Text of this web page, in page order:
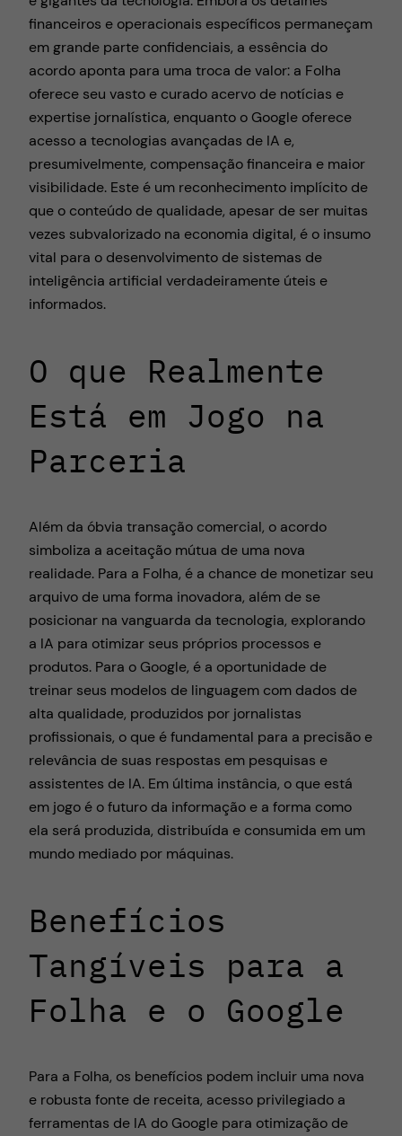
financeiros e operacionais específicos permaneçam
em grande parte confidenciais, a essência do
acordo aponta para uma troca de valor: a Folha
oferece seu vasto e curado acervo de notícias e
expertise jornalística, enquanto o Google oferece
acesso a tecnologias avançadas de IA e,
presumivelmente, compensação financeira e maior
visibilidade. Este é um reconhecimento implícito de
que o conteúdo de qualidade, apesar de ser muitas
vezes subvalorizado na economia digital, é o insumo
vital para o desenvolvimento de sistemas de
inteligência artificial verdadeiramente úteis e
informados.
O que Realmente
Está em Jogo na
Parceria
Além da óbvia transação comercial, o acordo
simboliza a aceitação mútua de uma nova
realidade. Para a Folha, é a chance de monetizar seu
arquivo de uma forma inovadora, além de se
posicionar na vanguarda da tecnologia, explorando
a IA para otimizar seus próprios processos e
produtos. Para o Google, é a oportunidade de
treinar seus modelos de linguagem com dados de
alta qualidade, produzidos por jornalistas
profissionais, o que é fundamental para a precisão e
relevância de suas respostas em pesquisas e
assistentes de IA. Em última instância, o que está
em jogo é o futuro da informação e a forma como
ela será produzida, distribuída e consumida em um
mundo mediado por máquinas.
Benefícios
Tangíveis para a
Folha e o Google
Para a Folha, os benefícios podem incluir uma nova
e robusta fonte de receita, acesso privilegiado a
ferramentas de IA do Google para otimização de